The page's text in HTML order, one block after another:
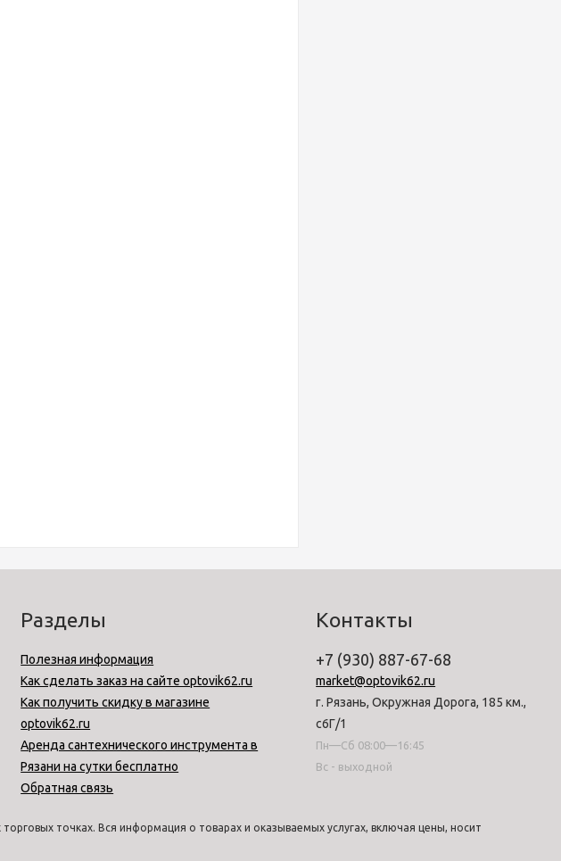
Разделы
Полезная информация
Как сделать заказ на сайте optovik62.ru
Как получить скидку в магазине
optovik62.ru
Аренда сантехнического инструмента в
Рязани на сутки бесплатно
Обратная связь
Контакты
+7 (930) 887-67-68
market@optovik62.ru
г. Рязань, Окружная Дорога, 185 км.,
с6Г/1
Пн—Сб 08:00—16:45
Вс - выходной
точках. Вся информация о товарах и оказываемых услугах, включая цены, носит